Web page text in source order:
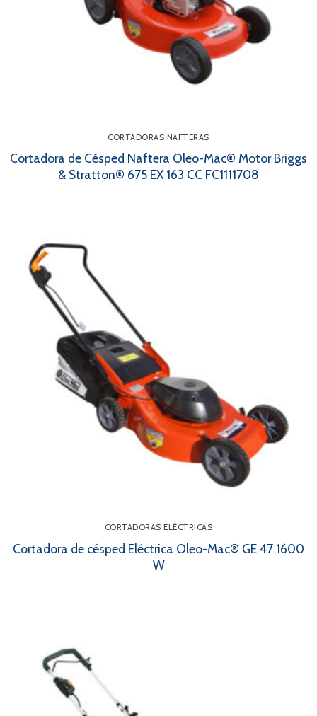
CORTADORAS NAFTERAS
Cortadora de Césped Naftera Oleo-Mac® Motor Briggs
& Stratton® 675 EX 163 CC FC1111708
CORTADORAS ELÉCTRICAS
Cortadora de césped Eléctrica Oleo-Mac® GE 47 1600
W